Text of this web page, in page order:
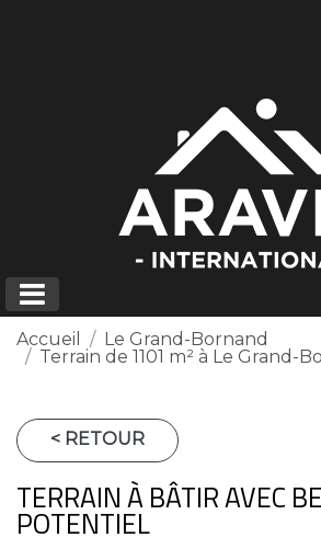
Accueil
Le Grand-Bornand
Terrain de 1101 m² à Le Grand-
< RETOUR
TERRAIN À BÂTIR AVEC
POTENTIEL